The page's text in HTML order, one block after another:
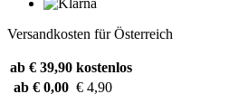
Versandkosten für Österreich
ab € 39,90 kostenlos
ab € 0,00 € 4,90